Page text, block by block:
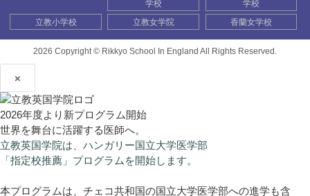
学校
学校
立教小学校
立教女学院 香蘭女学校
2026 Copyright © Rikkyo School In England All Rights Reserved.
×
2026年度より新プログラム開始
世界を舞台に活躍する医師へ。
立教英国学院は、ハンガリー国立大学医学部
「指定校推薦」プログラムを開始します。
本プログラムは、チェコ共和国の国立大学医学部への進学も含